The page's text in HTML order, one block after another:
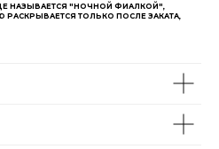
НАЗЫВАЕТСЯ "НОЧНОЙ ФИАЛКОЙ",
ТОЛЬКО ПОСЛЕ ЗАКАТА,